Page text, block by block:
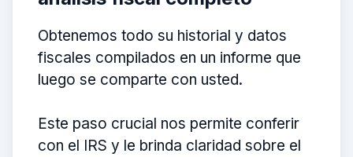
Obtenemos todo su historial y datos
fiscales compilados en un informe que
luego se comparte con usted.
Este paso crucial nos permite conferir
con el IRS y le brinda claridad sobre el